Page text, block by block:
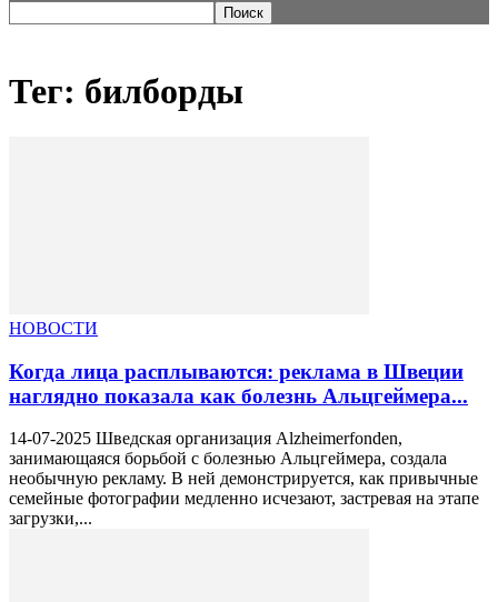
Тег: билборды
НОВОСТИ
Когда лица расплываются: реклама в Швеции
наглядно показала как болезнь Альцгеймера...
14-07-2025 Шведская организация Alzheimerfonden,
занимающаяся борьбой с болезнью Альцгеймера, создала
необычную рекламу. В ней демонстрируется, как привычные
семейные фотографии медленно исчезают, застревая на этапе
загрузки,...